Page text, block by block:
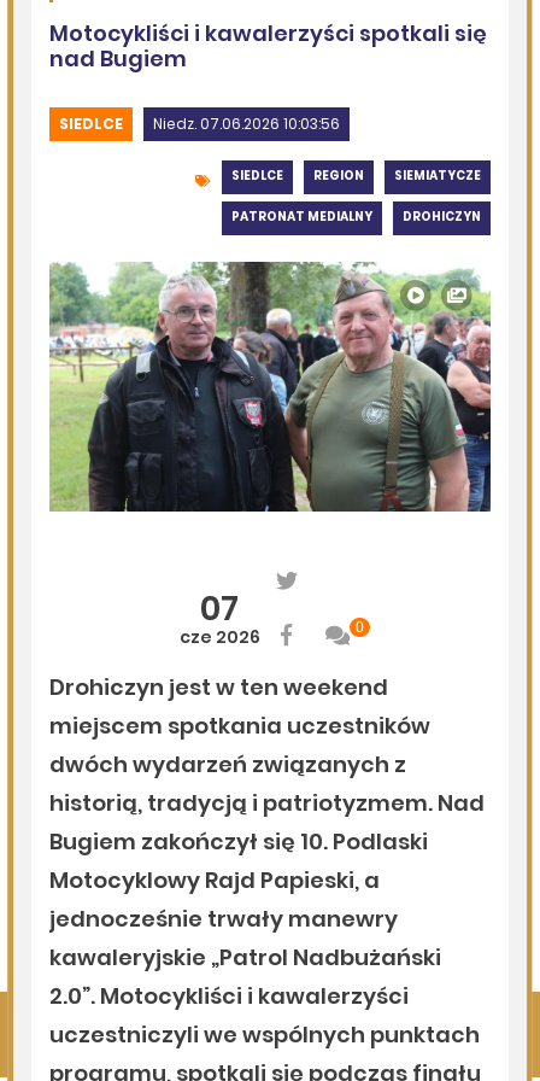
Siódmy dzień Pieszej Pielgrzymki Drohiczyńskiej.
Wytrwałość, modlitwa i droga ku Jasnej Górze /AUDIO/
Miejska Biblioteka Publiczna w Siemiatyczach
07.08.2026 Komenda Policji Siemiatycze
Szedł ulicą z nożem w ręku i metalową rurką - w plecaku
miał skradziony alkohol i perfumy
07.08.2026 Miejska Biblioteka Publiczna w Siemiatyczach
Wernisaż wystawy „Pędzlem i sercem” w Galerii
„Odrobina Kultury”
Po raz 35. w Mielniku odbędą się Muzyczne Dialogi nad
06.08.2026 Podlasie24
Trud drogi i siła wspólnoty. Szósty dzień Pieszej
Pielgrzymki Drohiczyńskiej na Jasną Górę
06.08.2026 Podlasie24
Milejczyce przyciągają tłumy. Poznaj program nabożeństw
/AUDIO/
Pokaż więcej
Kliknij, by wyświetlić wszystkie artykuły